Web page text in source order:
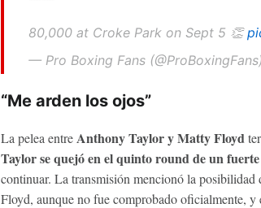
80,000 at Croke Park on Sept 5 👏
— Pro Boxing Fans
“Me arden los ojos”
La pelea entreAnthony Taylor y Matty Floyd
Taylor se quejó en el quinto round de un
continuar. La transmisión mencionó la posibilidad
Floyd, aunque no fue comprobado oficialmente,